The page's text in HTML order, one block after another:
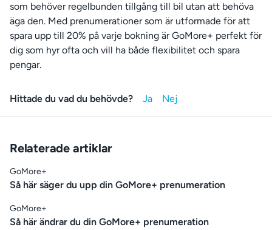
som behöver regelbunden tillgång till bil utan att behöva
äga den. Med prenumerationer som är utformade för att
spara upp till 20% på varje bokning är GoMore+ perfekt för
dig som hyr ofta och vill ha både flexibilitet och spara
pengar.
Hittade du vad du behövde?
Relaterade artiklar
GoMore+
Så här säger du upp din GoMore+ prenumeration
GoMore+
Så här ändrar du din GoMore+ prenumeration